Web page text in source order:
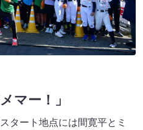
マー！」
タート地点には間寛平とミ